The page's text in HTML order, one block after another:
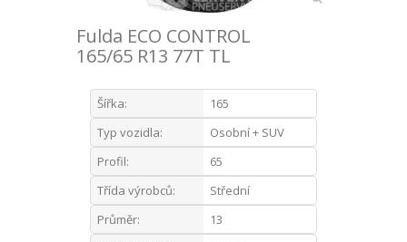
Fulda ECO CONTROL
165/65 R13 77T TL
Šířka:
165
Typ vozidla:
Osobní + SUV
Profil:
65
Třída výrobců:
Střední
Průměr:
13